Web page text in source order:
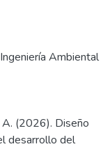
Ambiental
A. (2026). Diseño
desarrollo del